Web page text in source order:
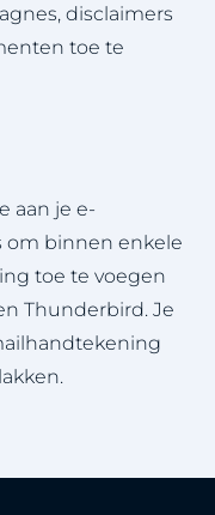
disclaimers
toe te
aan je e-
om binnen enkele
toe te voegen
Thunderbird. Je